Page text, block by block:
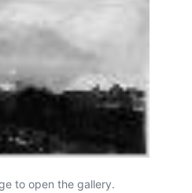
to open the gallery.